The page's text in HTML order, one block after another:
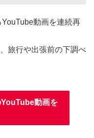
YouTube動画を連続再
旅行や出張前の下調べ
動画を